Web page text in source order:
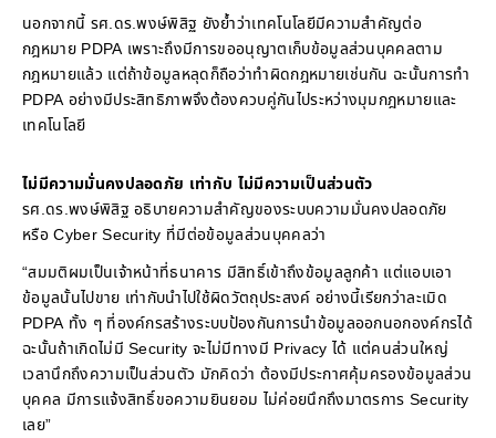
นอกจากนี้ รศ.ดร.พงษ์พิสิฐ ยังย้ำว่าเทคโนโลยีมีความสำคัญต่อ
กฎหมาย PDPA เพราะถึงมีการขออนุญาตเก็บข้อมูลส่วนบุคคลตาม
กฎหมายแล้ว แต่ถ้าข้อมูลหลุดก็ถือว่าทำผิดกฎหมายเช่นกัน ฉะนั้นการทำ
PDPA อย่างมีประสิทธิภาพจึงต้องควบคู่กันไประหว่างมุมกฎหมายและ
เทคโนโลยี
ไม่มีความมั่นคงปลอดภัย เท่ากับ ไม่มีความเป็นส่วนตัว
รศ.ดร.พงษ์พิสิฐ อธิบายความสำคัญของระบบความมั่นคงปลอดภัย
หรือ Cyber Security ที่มีต่อข้อมูลส่วนบุคคลว่า
“สมมติผมเป็นเจ้าหน้าที่ธนาคาร มีสิทธิ์เข้าถึงข้อมูลลูกค้า แต่แอบเอา
ข้อมูลนั้นไปขาย เท่ากับนำไปใช้ผิดวัตถุประสงค์ อย่างนี้เรียกว่าละเมิด
PDPA ทั้ง ๆ ที่องค์กรสร้างระบบป้องกันการนำข้อมูลออกนอกองค์กรได้
ฉะนั้นถ้าเกิดไม่มี Security จะไม่มีทางมี Privacy ได้ แต่คนส่วนใหญ่
เวลานึกถึงความเป็นส่วนตัว มักคิดว่า ต้องมีประกาศคุ้มครองข้อมูลส่วน
บุคคล มีการแจ้งสิทธิ์ขอความยินยอม ไม่ค่อยนึกถึงมาตรการ Security
เลย”